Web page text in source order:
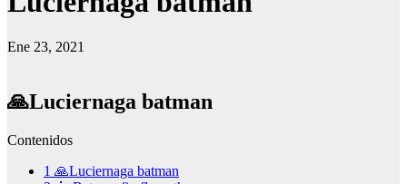
Ene 23, 2021
🙏Luciernaga batman
Contenidos
1 🙏Luciernaga batman